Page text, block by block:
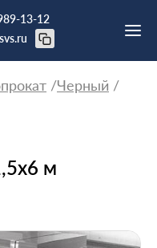
13-12
Черный
м